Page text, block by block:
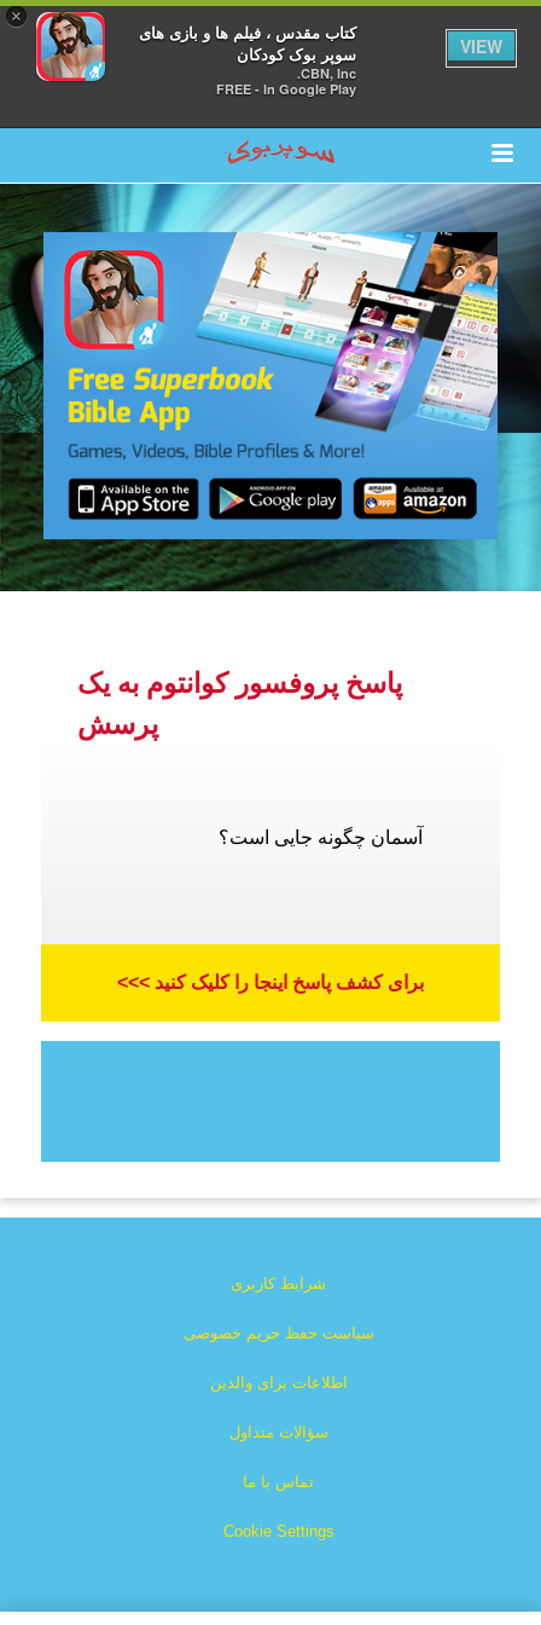
×
کتاب مقدس ، فیلم ها و بازی های
سوپر بوک کودکان
CBN, Inc.
FREE - In Google Play
VIEW
پاسخ پروفسور کوانتوم به یک
پرسش
آسمان چگونه جایی است؟
برای کشف پاسخ اینجا را کلیک کنید >>>
شرایط کاربری
سیاست حفظ حریم خصوصی
اطلاعات برای والدین
سؤالات متداول
تماس با ما
Cookie Settings